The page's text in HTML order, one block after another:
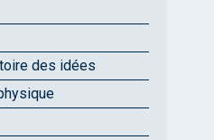
des idées